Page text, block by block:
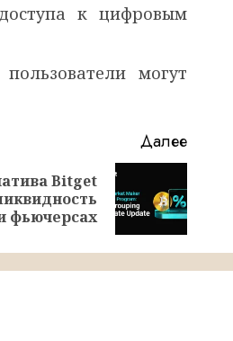
к цифровым
могут
Далее
Bitget
фьючерсах